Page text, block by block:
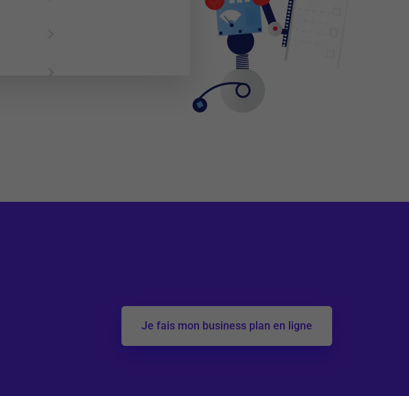
Je fais mon business plan en ligne